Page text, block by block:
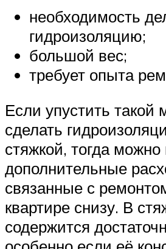
необходимость
гидроизоляцию;
большой вес;
требует опыта
Если упустить такой
сделать
стяжкой, тогда можно
дополнительные
связанные с
квартире снизу. В
содержится